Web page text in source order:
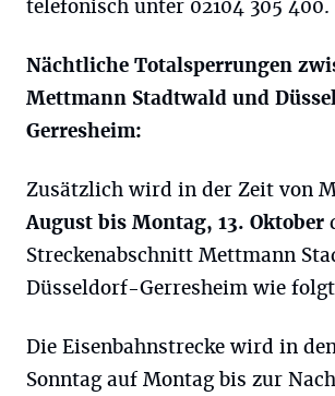
telefonisch unter 02104 305 400.
Nächtliche Totalsperrungen
Mettmann Stadtwald und
Gerresheim:
Zusätzlich wird in der Zeit von
August bis Montag, 13. Oktober
Streckenabschnitt Mettmann
Düsseldorf-Gerresheim wie
Die Eisenbahnstrecke wird in
Sonntag auf Montag bis zur